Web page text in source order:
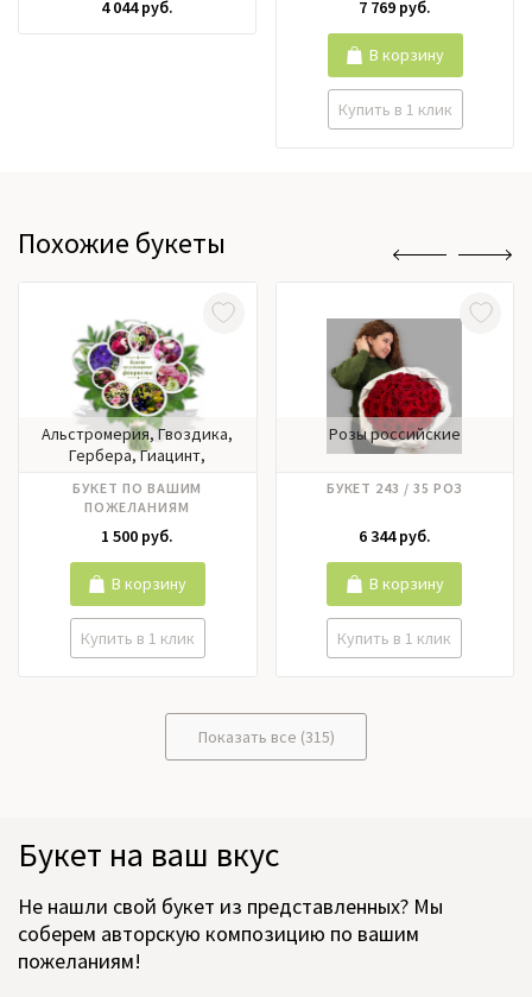
4 044 руб. 7 769 руб.
Купить в 1 клик
В корзину
Похожие букеты
Альстромерия, Гвоздика,
Гербера, Гиацинт,
Лилии, Матрикария,
Нарцисс, Нобилис,
Орхидея, Пионовидные
розы, Пионы, Подсолнух,
Ранункулюс, Роза кустовая,
Розы российские, Розы
эквадор, Тюльпаны,
Фрезия, Хризантема,
БУКЕТ ПО ВАШИМ
ПОЖЕЛАНИЯМ
1 500 руб.
Купить в 1 клик
В корзину
Розы российские
БУКЕТ 243 / 35 РОЗ
6 344 руб.
Купить в 1 клик
В корзину
Показать все (315)
Букет на ваш вкус
Не нашли свой букет из представленных? Мы
соберем авторскую композицию по вашим
пожеланиям!